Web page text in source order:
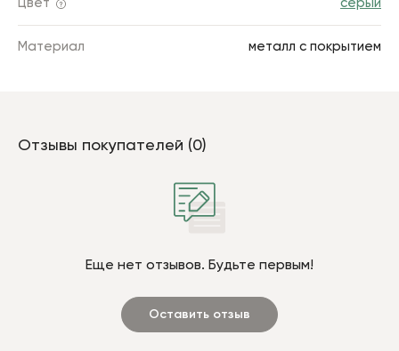
Цвет серый
Материал металл с покрытием
Отзывы покупателей (0)
Еще нет отзывов. Будьте первым!
Оставить отзыв